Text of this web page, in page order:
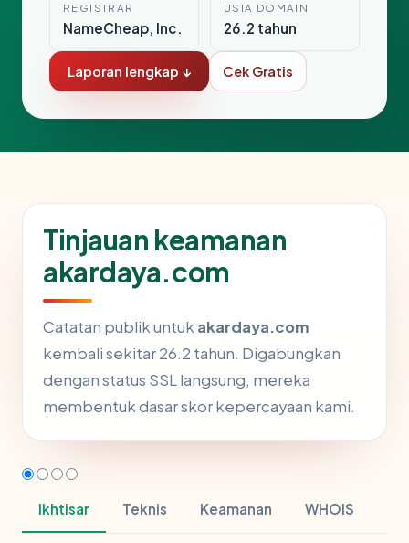
REGISTRAR
NameCheap, Inc.
USIA DOMAIN
26.2 tahun
Laporan lengkap ↓ Cek Gratis
Tinjauan keamanan
akardaya.com
Catatan publik untukakardaya.com
kembali sekitar 26.2 tahun. Digabungkan
dengan status SSL langsung, mereka
membentuk dasar skor kepercayaan kami.
Ikhtisar Teknis Keamanan WHOIS